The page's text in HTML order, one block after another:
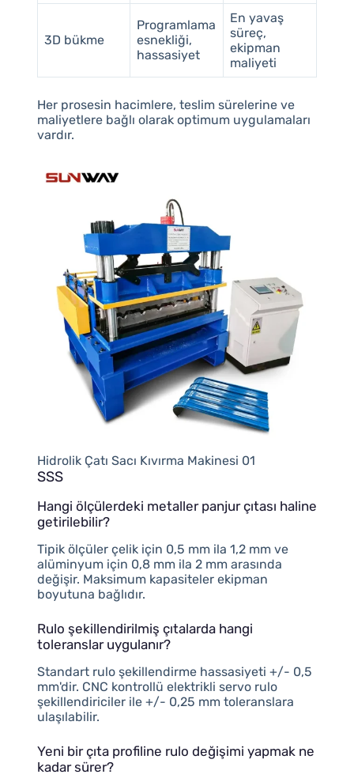
3D bükme
Programlama
esnekliği,
hassasiyet
En yavaş
süreç,
ekipman
maliyeti
Her prosesin hacimlere, teslim sürelerine ve
maliyetlere bağlı olarak optimum uygulamaları
vardır.
Hidrolik Çatı Sacı Kıvırma Makinesi 01
SSS
Hangi ölçülerdeki metaller panjur çıtası haline
getirilebilir?
Tipik ölçüler çelik için 0,5 mm ila 1,2 mm ve
alüminyum için 0,8 mm ila 2 mm arasında
değişir. Maksimum kapasiteler ekipman
boyutuna bağlıdır.
Rulo şekillendirilmiş çıtalarda hangi
toleranslar uygulanır?
Standart rulo şekillendirme hassasiyeti +/- 0,5
mm'dir. CNC kontrollü elektrikli servo rulo
şekillendiriciler ile +/- 0,25 mm toleranslara
ulaşılabilir.
Yeni bir çıta profiline rulo değişimi yapmak ne
kadar sürer?